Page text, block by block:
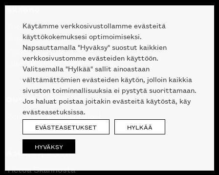
Skanno
Tuotteet
Suunnittelupalvelu
Projektimyynti
Liike Helsingin keskustassa
Outlet
Poistuvat mallikappaleet
Asiakaspalvelu
Tietoa Skannosta
Käytämme verkkosivustollamme evästeitä
käyttökokemuksesi optimoimiseksi.
Napsauttamalla "Hyväksy" suostut kaikkien
verkkosivustomme evästeiden käyttöön.
Valitsemalla "Hylkää" sallit ainoastaan
välttämättömien evästeiden käytön, jolloin kaikkia
sivuston toiminnallisuuksia ei pystytä suorittamaan.
Jos haluat poistaa joitakin evästeitä käytöstä, käy
evästeasetuksissa.
EVÄSTEASETUKSET HYLKÄÄ
HYVÄKSY